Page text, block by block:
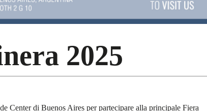
2025
Center di Buenos Aires per partecipare alla principale Fiera